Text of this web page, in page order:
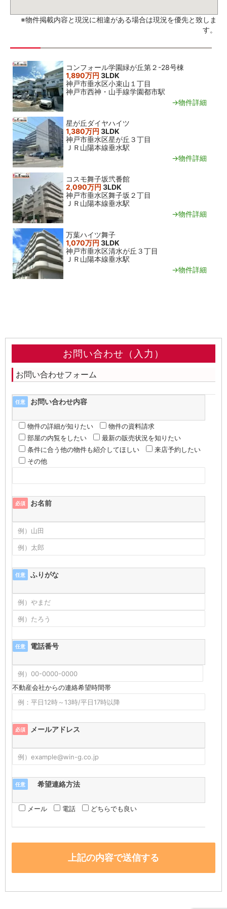
※物件掲載内容と現況に相違がある場合は現況を優先と致しま
す。
コンフォール学園緑が丘第２-28号棟
1,890万円 3LDK
神戸市垂水区小束山１丁目
神戸市西神・山手線学園都市駅
→物件詳細
星が丘ダイヤハイツ
1,380万円 3LDK
神戸市垂水区星が丘３丁目
ＪＲ山陽本線垂水駅
→物件詳細
コスモ舞子坂弐番館
2,090万円 3LDK
神戸市垂水区舞子坂２丁目
ＪＲ山陽本線垂水駅
→物件詳細
万葉ハイツ舞子
1,070万円 3LDK
神戸市垂水区清水が丘３丁目
ＪＲ山陽本線垂水駅
→物件詳細
お問い合わせ（入力）
お問い合わせフォーム
任意 お問い合わせ内容
物件の詳細が知りたい
物件の資料請求
部屋の内覧をしたい
最新の販売状況を知りたい
条件に合う他の物件も紹介してほしい
来店予約したい
その他
必須 お名前
任意 ふりがな
任意 電話番号
不動産会社からの連絡希望時間帯
必須 メールアドレス
任意 希望連絡方法
メール 電話 どちらでも良い